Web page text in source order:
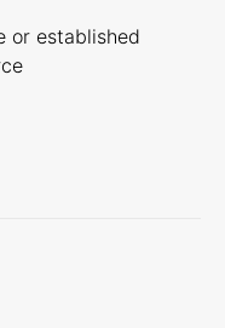
or established